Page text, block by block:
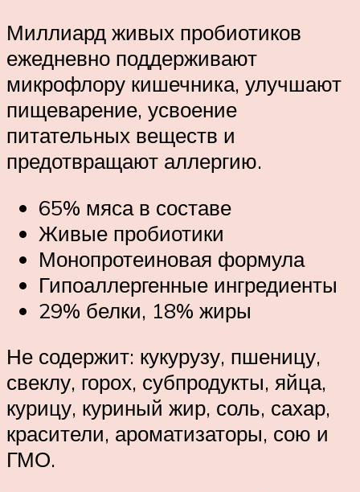
Миллиард живых пробиотиков
ежедневно поддерживают
микрофлору кишечника, улучшают
пищеварение, усвоение
питательных веществ и
предотвращают аллергию.
65% мяса в составе
Живые пробиотики
Монопротеиновая формула
Гипоаллергенные ингредиенты
29% белки, 18% жиры
Не содержит: кукурузу, пшеницу,
свеклу, горох, субпродукты, яйца,
курицу, куриный жир, соль, сахар,
красители, ароматизаторы, сою и
ГМО.